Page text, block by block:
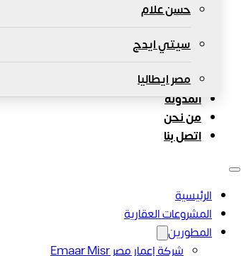
حسن علام
سيتي ايدج
مصر ايطاليا
المدونة
من نحن
اتصل بنا
الرئيسية
المشروعات العقارية
المطورين
شركة إعمار مصر Emaar Misr